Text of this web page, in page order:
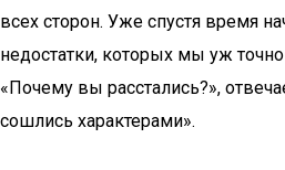
всех сторон. Уже спустя время
недостатки, которых мы уж
«Почему вы расстались?»,
сошлись характерами».